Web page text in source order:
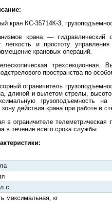
кран КС-35714К-3,
крана — гидравлический
легкость и простоту
крановых операций.
пространства по
ограничитель
длиной и вылетом стрелы,
грузоподъемность
зону действия крана при работе в
в ограничителе
в течение всего срока службы.
максимальная, кг